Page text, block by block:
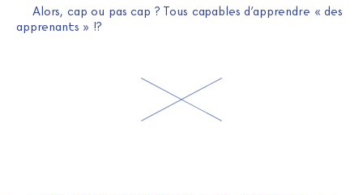
Alors, cap ou pas cap ? Tous capables d’apprendre « des
apprenants » !?